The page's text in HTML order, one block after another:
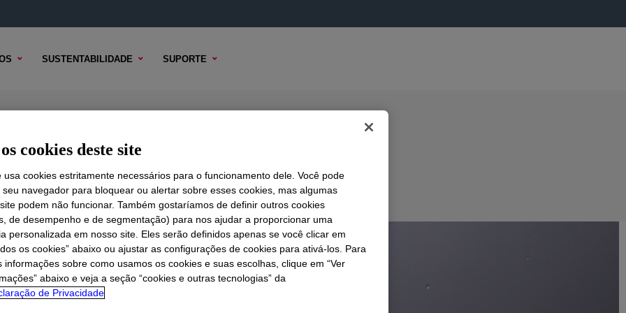
SUSTENTABILIDADE SUPORTE
TÉCNICO OPÇÕES DE AMOSTRA OPÇÕES DE COMPRA
cookies deste site
usa cookies estritamente necessários para o funcionamento dele. Você pode
navegador para bloquear ou alertar sobre esses cookies, mas algumas
podem não funcionar. Também gostaríamos de definir outros cookies
de desempenho e de segmentação) para nos ajudar a proporcionar uma
personalizada em nosso site. Eles serão definidos apenas se você clicar em
os cookies” abaixo ou ajustar as configurações de cookies para ativá-los. Para
informações sobre como usamos os cookies e suas escolhas, clique em “Ver
abaixo e veja a seção “cookies e outras tecnologias” da
de Privacidade